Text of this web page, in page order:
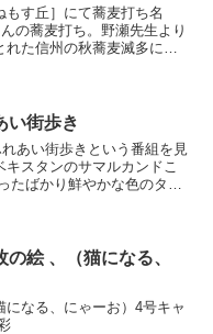
す丘］にて蕎麦打ち名
の蕎麦打ち。野瀬先生より
れた信州の秋蕎麦滅多に味
生は ...
い街歩き
あい街歩きという番組を見
キスタンのサマルカンドこ
たばかり鮮やかな色のタイ
職...
の絵 、（猫になる、
になる、にゃーお）4号キャ